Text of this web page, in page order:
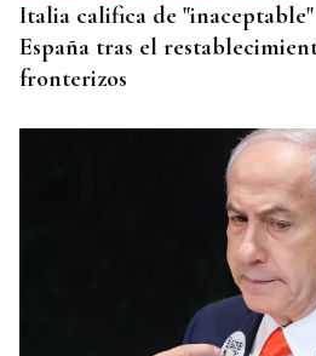
Italia califica de
España tras el
fronterizos